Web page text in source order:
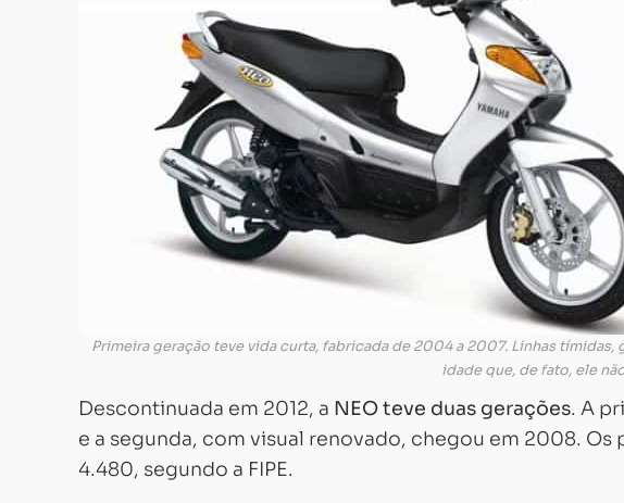
Primeira geração teve vida curta, fabricada de 2004 a 2007. Linhas
idade que, de fato, ele
Descontinuada em 2012, a NEO teve duas gerações. A
e a segunda, com visual renovado, chegou em 2008. Os
4.480, segundo a FIPE.